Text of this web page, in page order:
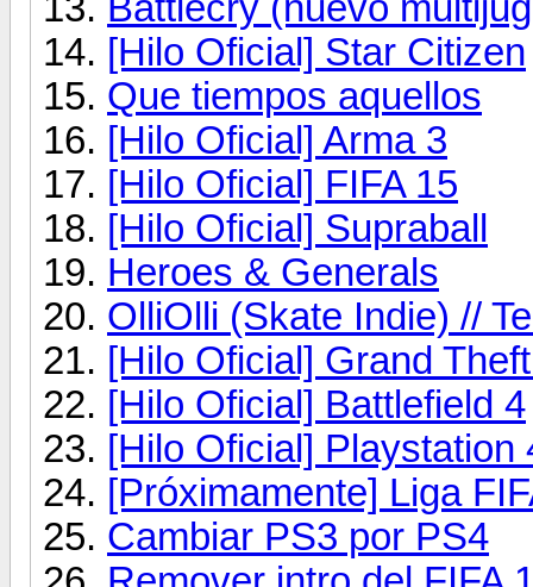
[Hilo Oficial] Star Citizen
Que tiempos aquellos
[Hilo Oficial] Arma 3
[Hilo Oficial] FIFA 15
[Hilo Oficial] Supraball
Heroes & Generals
OlliOlli (Skate Indie) //
[Hilo Oficial] Grand
[Hilo Oficial] Battlefield 4
[Hilo Oficial] Playstation
[Próximamente] Liga
Cambiar PS3 por PS4